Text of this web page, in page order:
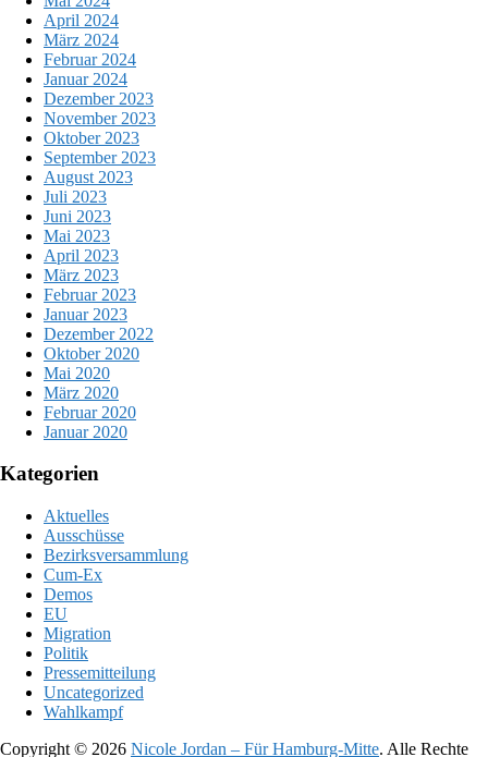
April 2024
März 2024
Februar 2024
Januar 2024
Dezember 2023
November 2023
Oktober 2023
September 2023
August 2023
Juli 2023
Juni 2023
Mai 2023
April 2023
März 2023
Februar 2023
Januar 2023
Dezember 2022
Oktober 2020
Mai 2020
März 2020
Februar 2020
Januar 2020
Kategorien
Aktuelles
Ausschüsse
Bezirksversammlung
Cum-Ex
Demos
EU
Migration
Politik
Pressemitteilung
Uncategorized
Wahlkampf
Copyright © 2026 Nicole Jordan – Für Hamburg-Mitte. Alle Rechte